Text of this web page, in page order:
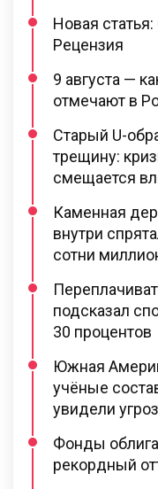
Новая
Рецензия
9 августа —
отмечают в
Старый U-
трещину:
смещается
Каменная
внутри
сотни
подсказал
30 процентов
Южная
учёные
увидели
Фонды
рекордный